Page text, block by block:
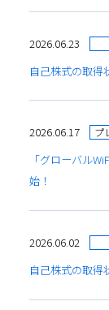
2026.06.23
自己株式の取得
2026.06.17 プ
「グローバル
始！
2026.06.02
自己株式の取得